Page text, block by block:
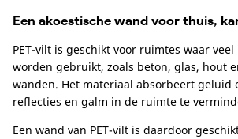
Een akoestische wand voor thuis,
PET-vilt is geschikt voor ruimtes waar
worden gebruikt, zoals beton, glas, hout
wanden. Het materiaal absorbeert geluid
reflecties en galm in de ruimte te
Een wand van PET-vilt is daardoor